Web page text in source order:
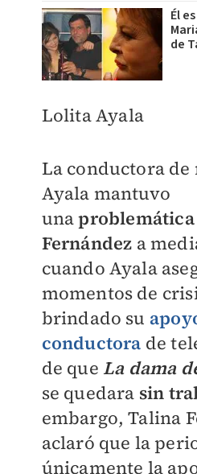
Él
de
Lolita Ayala
La conductora
Ayala mantuvo
una
Fernández a
cuando Ayala
momentos de
brindado su
conductora de
de que La dama
se quedara sin
embargo, Talina
aclaró que la
únicamente la